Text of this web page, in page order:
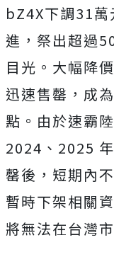
bZ4X下調31
進，祭出超過
目光。大幅降
迅速售罄，成
點。由於速霸
2024、2025
罄後，短期內
暫時下架相關
將無法在台灣